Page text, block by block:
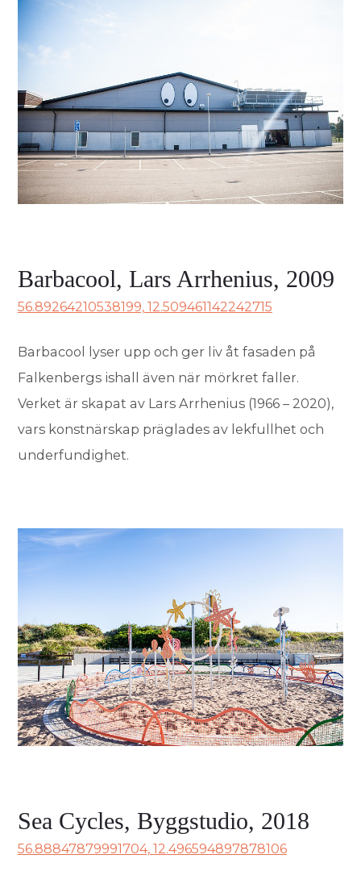
Barbacool, Lars Arrhenius, 2009
56.89264210538199, 12.509461142242715
Barbacool lyser upp och ger liv åt fasaden på
Falkenbergs ishall även när mörkret faller.
Verket är skapat av Lars Arrhenius (1966 – 2020),
vars konstnärskap präglades av lekfullhet och
underfundighet.
Sea Cycles, Byggstudio, 2018
56.88847879991704, 12.496594897878106